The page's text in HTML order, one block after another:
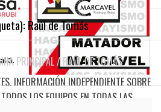
INFORMACIÓN INDEPENDIENTE SOBRE
LOS EQUIPOS EN TODAS LAS
Raúl de Tomás
PRINCIPAL/ RAÚL DE TOMÁS